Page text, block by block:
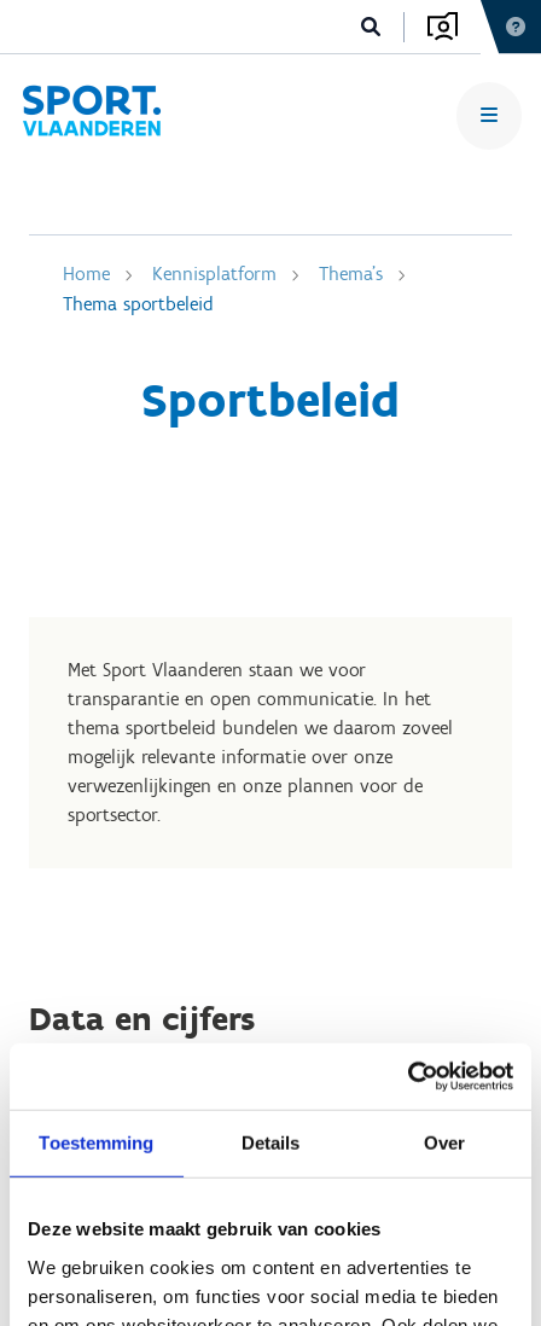
Toestemming Details Over
Deze website maakt gebruik van cookies
We gebruiken cookies om content en advertenties te
personaliseren, om functies voor social media te bieden
Home Kennisplatform
Thema's
Thema sportbeleid
Sportbeleid
Met Sport Vlaanderen staan we voor
transparantie en open communicatie. In het
thema sportbeleid bundelen we daarom zoveel
mogelijk relevante informatie over onze
verwezenlijkingen en onze plannen voor de
sportsector.
Data en cijfers